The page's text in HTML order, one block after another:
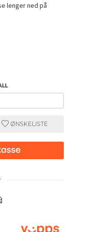
lenger ned på
ØNSKELISTE